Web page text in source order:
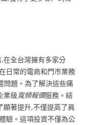
在全台灣擁有多家分
日常的電商和門市業務
問題。為了解決這些痛
業級 寬頻報價服務。結
著提升,不僅提高了員
驗。這項投資不僅為公